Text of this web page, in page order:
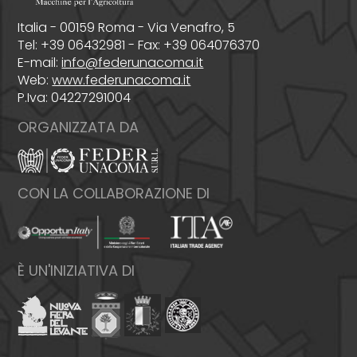
Italia - 00159 Roma - Via Venafro, 5
Tel: +39 06432981 - Fax: +39 064076370
E-mail:info@federunacoma.it
Web:www.federunacoma.it
P.Iva: 04227291004
ORGANIZZATA DA
CON LA COLLABORAZIONE DI
È UN'INIZIATIVA DI